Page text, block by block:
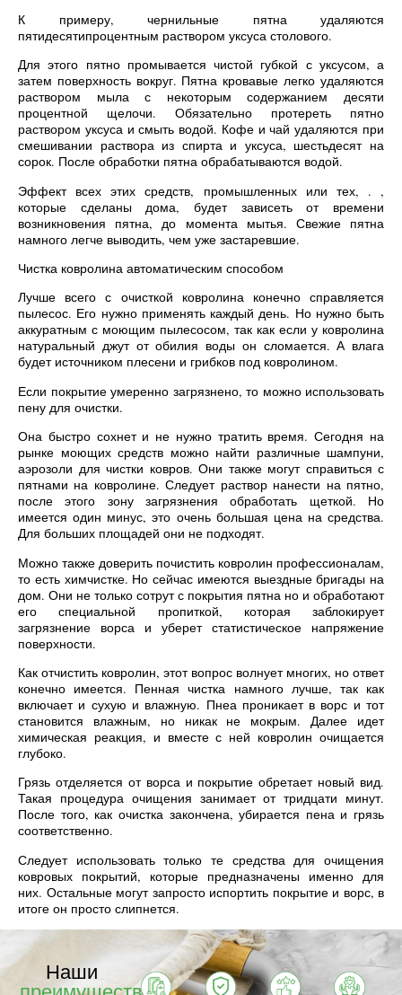
К примеру, чернильные пятна удаляются
пятидесятипроцентным раствором уксуса столового.
Для этого пятно промывается чистой губкой с уксусом, а
затем поверхность вокруг. Пятна кровавые легко удаляются
раствором мыла с некоторым содержанием десяти
процентной щелочи. Обязательно протереть пятно
раствором уксуса и смыть водой. Кофе и чай удаляются при
смешивании раствора из спирта и уксуса, шестьдесят на
сорок. После обработки пятна обрабатываются водой.
Эффект всех этих средств, промышленных или тех, . ,
которые сделаны дома, будет зависеть от времени
возникновения пятна, до момента мытья. Свежие пятна
намного легче выводить, чем уже застаревшие.
Чистка ковролина автоматическим способом
Лучше всего с очисткой ковролина конечно справляется
пылесос. Его нужно применять каждый день. Но нужно быть
аккуратным с моющим пылесосом, так как если у ковролина
натуральный джут от обилия воды он сломается. А влага
будет источником плесени и грибков под ковролином.
Если покрытие умеренно загрязнено, то можно использовать
пену для очистки.
Она быстро сохнет и не нужно тратить время. Сегодня на
рынке моющих средств можно найти различные шампуни,
аэрозоли для чистки ковров. Они также могут справиться с
пятнами на ковролине. Следует раствор нанести на пятно,
после этого зону загрязнения обработать щеткой. Но
имеется один минус, это очень большая цена на средства.
Для больших площадей они не подходят.
Можно также доверить почистить ковролин профессионалам,
то есть химчистке. Но сейчас имеются выездные бригады на
дом. Они не только сотрут с покрытия пятна но и обработают
его специальной пропиткой, которая заблокирует
загрязнение ворса и уберет статистическое напряжение
поверхности.
Как отчистить ковролин, этот вопрос волнует многих, но ответ
конечно имеется. Пенная чистка намного лучше, так как
включает и сухую и влажную. Пнеа проникает в ворс и тот
становится влажным, но никак не мокрым. Далее идет
химическая реакция, и вместе с ней ковролин очищается
глубоко.
Грязь отделяется от ворса и покрытие обретает новый вид.
Такая процедура очищения занимает от тридцати минут.
После того, как очистка закончена, убирается пена и грязь
соответственно.
Следует использовать только те средства для очищения
ковровых покрытий, которые предназначены именно для
них. Остальные могут запросто испортить покрытие и ворс, в
итоге он просто слипнется.
Наши